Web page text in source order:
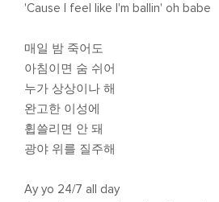
'Cause I feel like I'm ballin' oh babe
매일 밤 죽어도
아침이면 숨 쉬어
누가 상상이나 해
완고한 이성에
휩쓸리면 안 돼
광야 위를 질주해
Ay yo 24/7 all day